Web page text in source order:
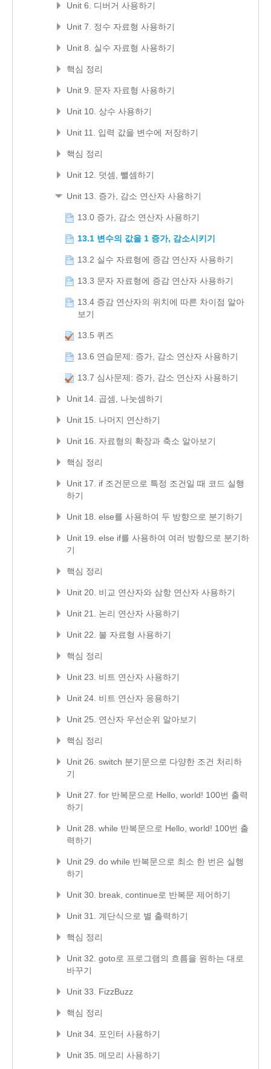
Unit 6. 디버거 사용하기
Unit 7. 정수 자료형 사용하기
Unit 8. 실수 자료형 사용하기
핵심 정리
Unit 9. 문자 자료형 사용하기
Unit 10. 상수 사용하기
Unit 11. 입력 값을 변수에 저장하기
핵심 정리
Unit 12. 덧셈, 뺄셈하기
Unit 13. 증가, 감소 연산자 사용하기
13.0 증가, 감소 연산자 사용하기
13.1 변수의 값을 1 증가, 감소시키기
13.2 실수 자료형에 증감 연산자 사용하기
13.3 문자 자료형에 증감 연산자 사용하기
13.4 증감 연산자의 위치에 따른 차이점 알아
보기
13.5 퀴즈
13.6 연습문제: 증가, 감소 연산자 사용하기
13.7 심사문제: 증가, 감소 연산자 사용하기
Unit 14. 곱셈, 나눗셈하기
Unit 15. 나머지 연산하기
Unit 16. 자료형의 확장과 축소 알아보기
핵심 정리
Unit 17. if 조건문으로 특정 조건일 때 코드 실행
하기
Unit 18. else를 사용하여 두 방향으로 분기하기
Unit 19. else if를 사용하여 여러 방향으로 분기하
기
핵심 정리
Unit 20. 비교 연산자와 삼항 연산자 사용하기
Unit 21. 논리 연산자 사용하기
Unit 22. 불 자료형 사용하기
핵심 정리
Unit 23. 비트 연산자 사용하기
Unit 24. 비트 연산자 응용하기
Unit 25. 연산자 우선순위 알아보기
핵심 정리
Unit 26. switch 분기문으로 다양한 조건 처리하
기
Unit 27. for 반복문으로 Hello, world! 100번 출력
하기
Unit 28. while 반복문으로 Hello, world! 100번 출
력하기
Unit 29. do while 반복문으로 최소 한 번은 실행
하기
Unit 30. break, continue로 반복문 제어하기
Unit 31. 계단식으로 별 출력하기
핵심 정리
Unit 32. goto로 프로그램의 흐름을 원하는 대로
바꾸기
Unit 33. FizzBuzz
핵심 정리
Unit 34. 포인터 사용하기
Unit 35. 메모리 사용하기